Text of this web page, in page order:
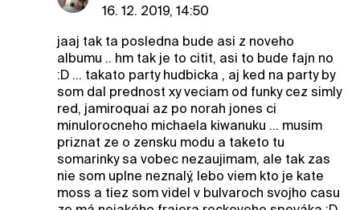
16. 12. 2019, 14:50
jaaj tak ta posledna bude asi z noveho
albumu .. hm tak je to citit, asi to bude fajn no
:D ... takato party hudbicka , aj ked na party by
som dal prednost xy veciam od funky cez simly
red, jamiroquai az po norah jones ci
minulorocneho michaela kiwanuku ... musim
priznat ze o zensku modu a taketo tu
somarinky sa vobec nezaujimam, ale tak zas
nie som uplne neznalý, lebo viem kto je kate
moss a tiez som videl v bulvaroch svojho casu